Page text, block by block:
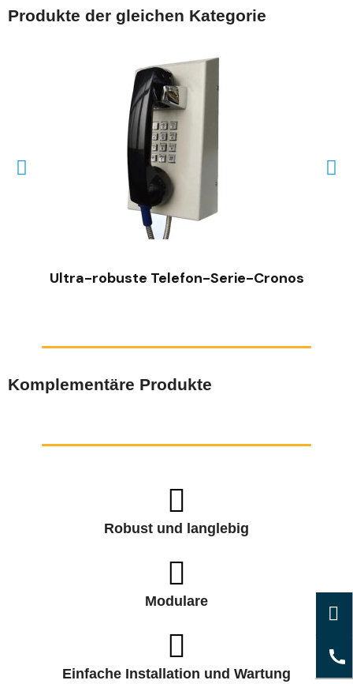
Produkte der gleichen Kategorie
SCHNELLANSICHT
Ultra-robuste Telefon-Serie-Cronos
Komplementäre Produkte
Robust und langlebig
Modulare
Einfache Installation und Wartung